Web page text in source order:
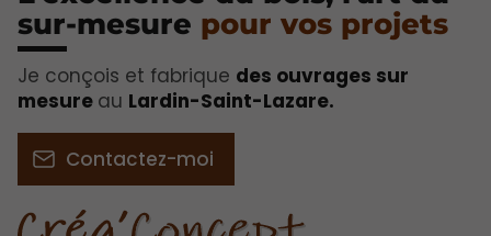
sur-mesure pour vos projets​
Je conçois et fabrique des ouvrages sur
mesure au Lardin-Saint-Lazare.
Contactez-moi